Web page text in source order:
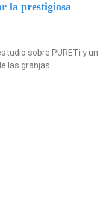
la prestigiosa
sobre PURETi y un
las granjas